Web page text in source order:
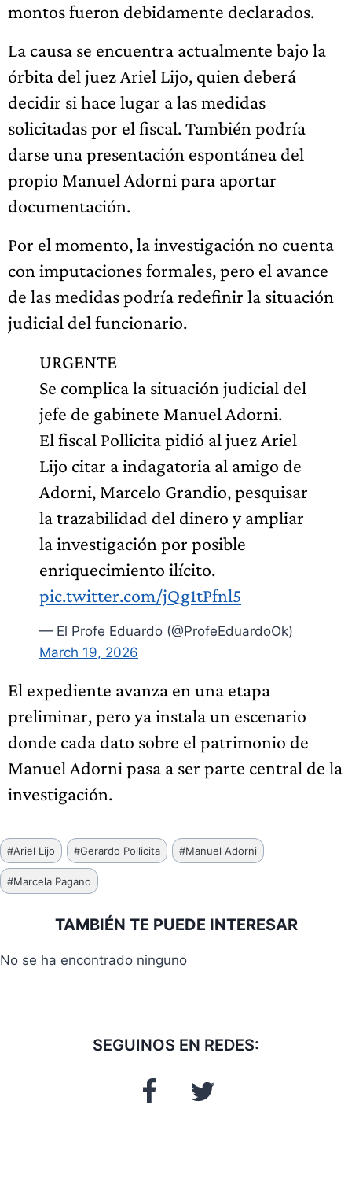
montos fueron debidamente declarados.
La causa se encuentra actualmente bajo la
órbita del juez Ariel Lijo, quien deberá
decidir si hace lugar a las medidas
solicitadas por el fiscal. También podría
darse una presentación espontánea del
propio Manuel Adorni para aportar
documentación.
Por el momento, la investigación no cuenta
con imputaciones formales, pero el avance
de las medidas podría redefinir la situación
judicial del funcionario.
URGENTE
Se complica la situación judicial del
jefe de gabinete Manuel Adorni.
El fiscal Pollicita pidió al juez Ariel
Lijo citar a indagatoria al amigo de
Adorni, Marcelo Grandio, pesquisar
la trazabilidad del dinero y ampliar
la investigación por posible
enriquecimiento ilícito.
pic.twitter.com/jQg1tPfnl5
— El Profe Eduardo (@ProfeEduardoOk)
March 19, 2026
El expediente avanza en una etapa
preliminar, pero ya instala un escenario
donde cada dato sobre el patrimonio de
Manuel Adorni pasa a ser parte central de la
investigación.
Etiquetas
de
la
#Ariel Lijo #Gerardo Pollicita #Manuel Adorni
#Marcela Pagano
TAMBIÉN TE PUEDE INTERESAR
No se ha encontrado ninguno
SEGUINOS EN REDES: